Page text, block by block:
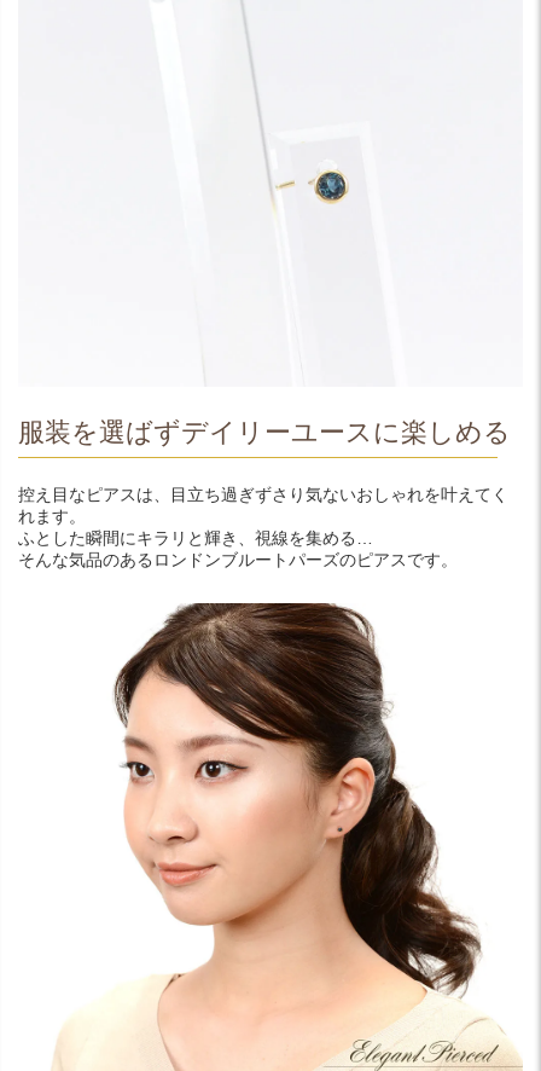
服装を選ばずデイリーユースに楽しめる
控え目なピアスは、目立ち過ぎずさり気ないおしゃれを叶えてく
れます。
ふとした瞬間にキラリと輝き、視線を集める…
そんな気品のあるロンドンブルートパーズのピアスです。